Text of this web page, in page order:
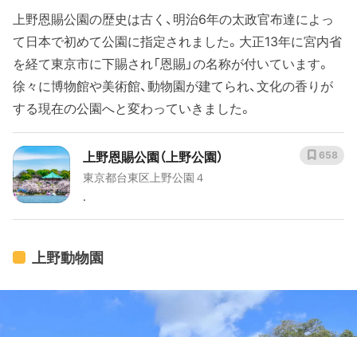
上野恩賜公園の歴史は古く、明治6年の太政官布達によっ
て日本で初めて公園に指定されました。大正13年に宮内省
を経て東京市に下賜され「恩賜」の名称が付いています。
徐々に博物館や美術館、動物園が建てられ、文化の香りが
する現在の公園へと変わっていきました。
上野恩賜公園（上野公園）
東京都台東区上野公園４
.
658
上野動物園